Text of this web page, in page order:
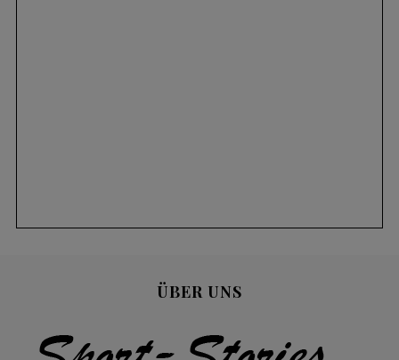
ÜBER UNS